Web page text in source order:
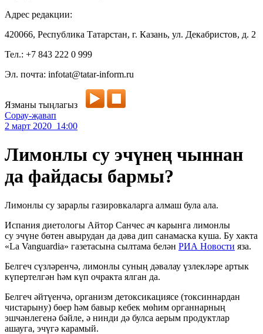
Адрес редакции:
420066, Республика Татарстан, г. Казань, ул. Декабристов, д. 2
Тел.: +7 843 222 0 999
Эл. почта: infotat@tatar-inform.ru
Язманы тыңлагыз
Сорау-җавап
2 март 2020 14:00
Лимонлы су эчүнең чыннан
да файдасы бармы?
Лимонлы су зарарлы газировкаларга алмаш була ала.
Испания диетологы Айтор Санчес ач карынга лимонлы
су эчүне бөтен авырудан да дәва дип санамаска куша. Бу хакта
«La Vanguardia» газетасына сылтама белән РИА Новости яза.
Белгеч сүзләренчә, лимонлы суның дәвалау үзлекләре артык
күпертелгән һәм күп очракта ялган да.
Белгеч әйтүенчә, организм детоксикациясе (токсиннардан
чистарыну) бөер һәм бавыр кебек мөһим органнарның
эшчәнлегенә бәйле, ә нинди дә булса аерым продуктлар
ашауга, эчүгә карамый.